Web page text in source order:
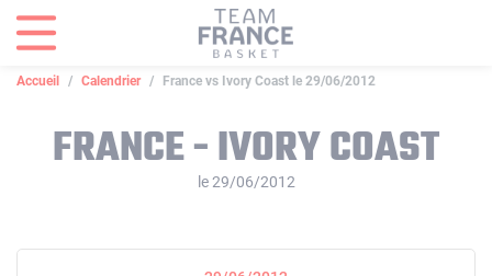
Accueil Calendrier France vs Ivory Coast le 29/06/2012
FRANCE - IVORY COAST
le 29/06/2012
Panneau de gestion des cookies